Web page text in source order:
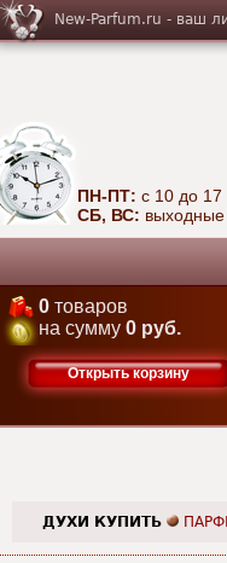
ДУХИ КУПИТЬ
New-Parfum.ru - ваш
ПН-ПТ: с 10 до 17
СБ, ВС: выходные
0 товаров
на сумму 0 руб.
Открыть корзину